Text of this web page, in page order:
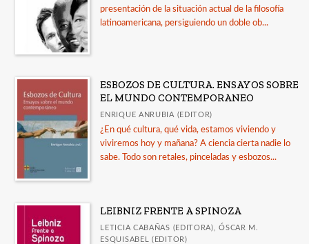
presentación de la situación actual de la filosofía
latinoamericana, persiguiendo un doble ob...
ESBOZOS DE CULTURA. ENSAYOS SOBRE
EL MUNDO CONTEMPORANEO
ENRIQUE ANRUBIA (EDITOR)
¿En qué cultura, qué vida, estamos viviendo y
viviremos hoy y mañana? A ciencia cierta nadie lo
sabe. Todo son retales, pinceladas y esbozos...
LEIBNIZ FRENTE A SPINOZA
LETICIA CABAÑAS (EDITORA), ÓSCAR M.
ESQUISABEL (EDITOR)